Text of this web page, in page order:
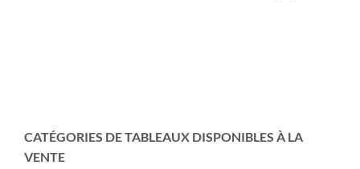
CATÉGORIES DE TABLEAUX DISPONIBLES À LA
VENTE